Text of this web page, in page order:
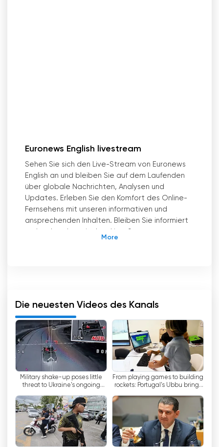
Euronews English livestream
Sehen Sie sich den Live-Stream von Euronews
English an und bleiben Sie auf dem Laufenden
über globale Nachrichten, Analysen und
Updates. Erleben Sie den Komfort des Online-
Fernsehens mit unseren informativen und
ansprechenden Inhalten. Bleiben Sie informiert
umfassenden Weltnachrichten aus
Verfügbarkeit in neun Sprachen ist Euronews
zum meistgesehenen Nachrichtensender in
Europa geworden und bietet ein einzigartiges
und vielfältiges Spektrum an
Nachrichtenberichten.
Eine der Hauptstärken von Euronews ist sein
Engagement, das Weltgeschehen aus
europäischer Sicht zu präsentieren. Während
sich andere Nachrichtensender vorwiegend auf
Nachrichten aus einem bestimmten Land oder
einer bestimmten Region konzentrieren,
Die neuesten Videos des Kanals
Military shake-up poses little
threat to Ukraine's ongoing
From playing games to building
rockets: Portugal's Ubbu brings